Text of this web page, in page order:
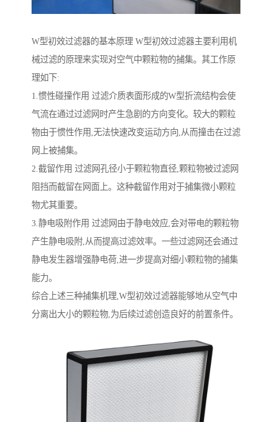
W型初效过滤器的基本原理 W型初效过滤器主要利用机
械过滤的原理来实现对空气中颗粒物的捕集。其工作原
理如下:
1.惯性碰撞作用 过滤介质表面形成的W型折流结构会使
气流在通过过滤网时产生急剧的方向变化。较大的颗粒
物由于惯性作用,无法快速改变运动方向,从而撞击在过滤
网上被捕集。
2.截留作用 过滤网孔径小于颗粒物直径,颗粒物被过滤网
阻挡而截留在网面上。这种截留作用对于捕集微小颗粒
物尤其重要。
3.静电吸附作用 过滤网由于静电效应,会对带电的颗粒物
产生静电吸附,从而提高过滤效率。一些过滤网还会通过
静电发生器增强静电荷,进一步提高对细小颗粒物的捕集
能力。
综合上述三种捕集机理,W型初效过滤器能够地从空气中
分离出大小的颗粒物,为后续过滤创造良好的前置条件。